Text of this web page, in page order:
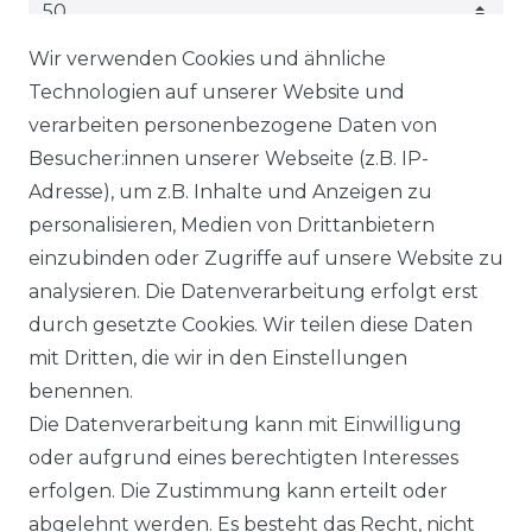
* inkl. ges. MwSt. zzgl.Versandkosten
Wir verwenden Cookies und ähnliche
Technologien auf unserer Website und
verarbeiten personenbezogene Daten von
Besucher:innen unserer Webseite (z.B. IP-
Adresse), um z.B. Inhalte und Anzeigen zu
personalisieren, Medien von Drittanbietern
einzubinden oder Zugriffe auf unsere Website zu
analysieren. Die Datenverarbeitung erfolgt erst
durch gesetzte Cookies. Wir teilen diese Daten
mit Dritten, die wir in den Einstellungen
benennen.
Die Datenverarbeitung kann mit Einwilligung
oder aufgrund eines berechtigten Interesses
erfolgen. Die Zustimmung kann erteilt oder
abgelehnt werden. Es besteht das Recht, nicht
Impressum
vorbehalten.